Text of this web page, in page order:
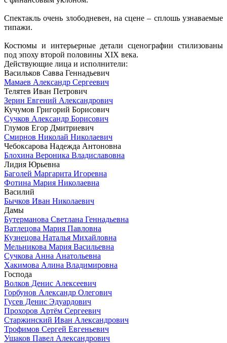
Спектакль очень злободневен, на сцене – сплошь узнаваемые
типажи.
Костюмы и интерьерные детали сценографии стилизованы
под эпоху второй половины XIX века.
Действующие лица и исполнители:
Васильков Савва Геннадьевич
Мамаев Александр Сергеевич
Телятев Иван Петрович
Зерин Евгений Александрович
Кучумов Григорий Борисович
Сучков Александр Борисович
Глумов Егор Дмитриевич
Смирнов Николай Николаевич
Чебоксарова Надежда Антоновна
Блохина Вероника Владиславовна
Лидия Юрьевна
Баголей Маргарита Игоревна
Фотина Мария Николаевна
Василий
Бычков Иван Николаевич
Дамы
Бутерманова Светлана Геннадьевна
Ватлецова Мария Павловна
Кузнецова Наталья Михайловна
Мельникова Мария Васильевна
Сучкова Анна Анатольевна
Хакимова Алина Владимировна
Господа
Волков Денис Алексеевич
Горбунов Александр Олегович
Гусев Денис Эдуардович
Прохоров Артём Сергеевич
Старжинский Иван Александрович
Трофимов Сергей Евгеньевич
Ушаков Павел Александрович